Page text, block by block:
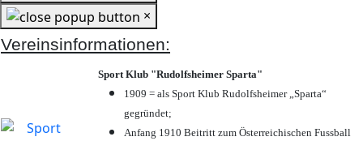
×
Vereinsinformationen:
Sport Klub "Rudolfsheimer Sparta"
1909 = als Sport Klub Rudolfsheimer „Sparta“
gegründet;
Anfang 1910 Beitritt zum Österreichischen Fussball